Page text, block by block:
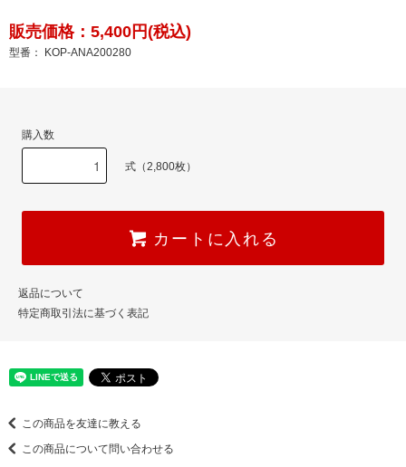
販売価格：5,400円(税込)
型番： KOP-ANA200280
購入数
式（2,800枚）
カートに入れる
返品について
特定商取引法に基づく表記
この商品を友達に教える
この商品について問い合わせる